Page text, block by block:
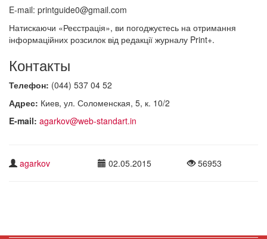
E-mail: printguide0@gmail.com
Натискаючи «Реєстрація», ви погоджуєтесь на отримання
інформаційних розсилок від редакції журналу Print+.
Контакты
Телефон: (044) 537 04 52
Адрес: Киев, ул. Соломенская, 5, к. 10/2
E-mail: agarkov@web-standart.in
agarkov 02.05.2015 56953